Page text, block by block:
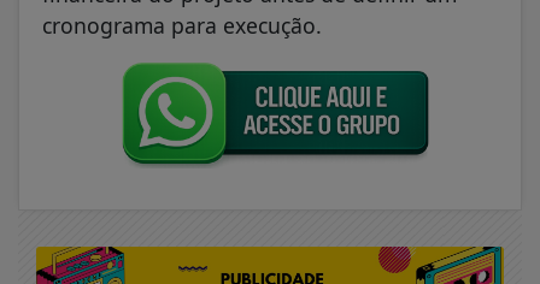
cronograma para execução.